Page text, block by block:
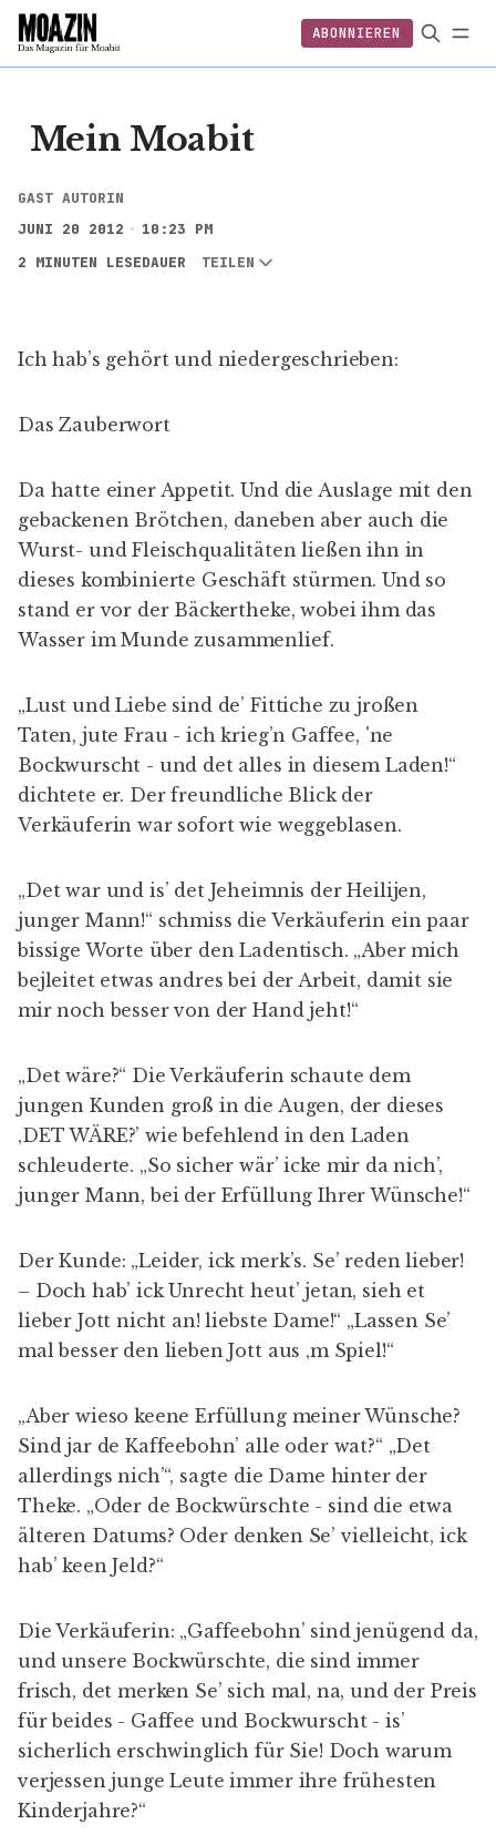
ABONNIEREN
EINLOGGEN
ABONNIEREN FOLGEN
Mein Moabit
GAST AUTORIN
JUNI 20 2012
10:23 PM
2 MINUTEN LESEDAUER
TEILEN
Ich hab’s gehört und niedergeschrieben:
Das Zauberwort
Da hatte einer Appetit. Und die Auslage mit den
gebackenen Brötchen, daneben aber auch die
Wurst- und Fleischqualitäten ließen ihn in
dieses kombinierte Geschäft stürmen. Und so
stand er vor der Bäckertheke, wobei ihm das
Wasser im Munde zusammenlief.
„Lust und Liebe sind de’ Fittiche zu jroßen
Taten, jute Frau - ich krieg’n Gaffee, 'ne
Bockwurscht - und det alles in diesem Laden!“
dichtete er. Der freundliche Blick der
Verkäuferin war sofort wie weggeblasen.
„Det war und is’ det Jeheimnis der Heilijen,
junger Mann!“ schmiss die Verkäuferin ein paar
bissige Worte über den Ladentisch. „Aber mich
bejleitet etwas andres bei der Arbeit, damit sie
mir noch besser von der Hand jeht!“
„Det wäre?“ Die Verkäuferin schaute dem
jungen Kunden groß in die Augen, der dieses
‚DET WÄRE?’ wie befehlend in den Laden
schleuderte. „So sicher wär’ icke mir da nich’,
junger Mann, bei der Erfüllung Ihrer Wünsche!“
Der Kunde: „Leider, ick merk’s. Se’ reden lieber!
– Doch hab’ ick Unrecht heut’ jetan, sieh et
lieber Jott nicht an! liebste Dame!“ „Lassen Se’
mal besser den lieben Jott aus ‚m Spiel!“
„Aber wieso keene Erfüllung meiner Wünsche?
Sind jar de Kaffeebohn’ alle oder wat?“ „Det
allerdings nich’“, sagte die Dame hinter der
Theke. „Oder de Bockwürschte - sind die etwa
älteren Datums? Oder denken Se’ vielleicht, ick
hab’ keen Jeld?“
Die Verkäuferin: „Gaffeebohn’ sind jenügend da,
und unsere Bockwürschte, die sind immer
frisch, det merken Se’ sich mal, na, und der Preis
für beides - Gaffee und Bockwurscht - is’
sicherlich erschwinglich für Sie! Doch warum
verjessen junge Leute immer ihre frühesten
Kinderjahre?“